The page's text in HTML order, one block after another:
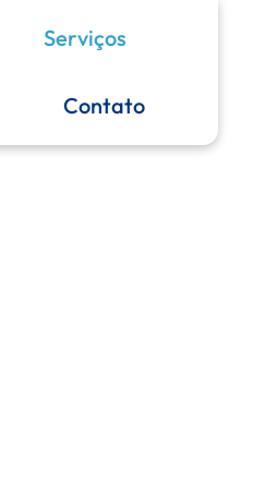
Serviços
Contato